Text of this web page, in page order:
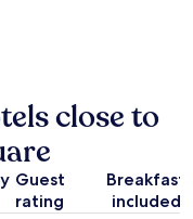
close to
Guest
rating
Breakfast
included